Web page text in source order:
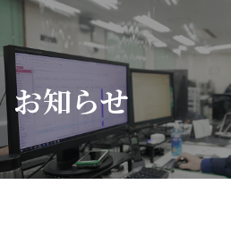
お知らせ